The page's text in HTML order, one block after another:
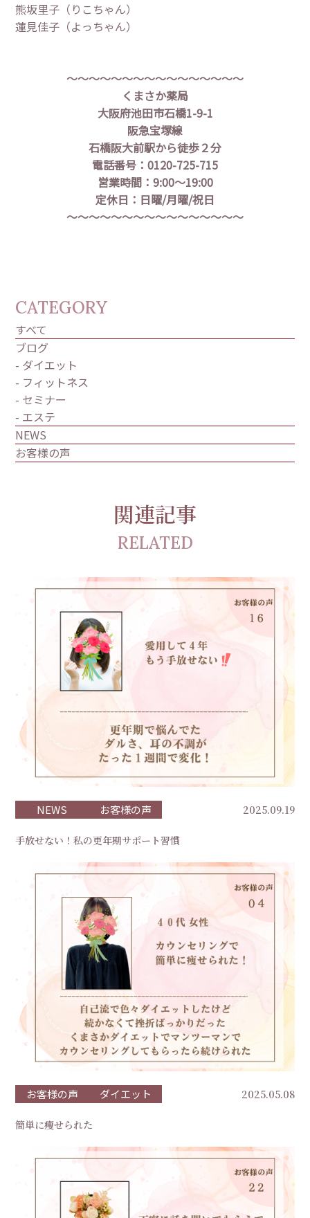
熊坂里子（りこちゃん）
蓮見佳子（よっちゃん）
～～～～～～～～～～～～～～～～
くまさか薬局
大阪府池田市石橋1-9-1
阪急宝塚線
石橋阪大前駅から徒歩２分
電話番号：0120-725-715
営業時間：9:00〜19:00
定休日：日曜/月曜/祝日
～～～～～～～～～～～～～～～～
CATEGORY
すべて
ブログ
- ダイエット
- フィットネス
- セミナー
- エステ
NEWS
お客様の声
関連記事
RELATED
NEWS お客様の声 2025.09.19
手放せない！私の更年期サポート習慣
お客様の声 ダイエット 2025.05.08
簡単に痩せられた